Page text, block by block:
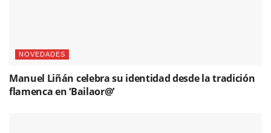
NOVEDADES
Manuel Liñán celebra su identidad desde la tradición
flamenca en ‘Bailaor@’